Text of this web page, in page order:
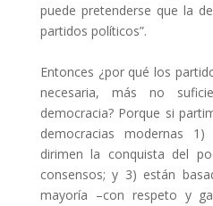
puede pretenderse que la
partidos políticos”.
Entonces ¿por qué los
necesaria, más no
democracia? Porque si
democracias modernas
dirimen la conquista del
consensos; y 3) están
mayoría –con respeto y